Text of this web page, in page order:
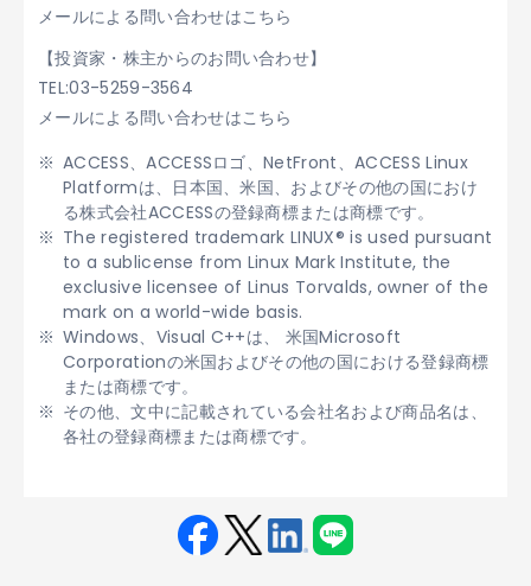
メールによる問い合わせはこちら
【投資家・株主からのお問い合わせ】
TEL:03-5259-3564
メールによる問い合わせはこちら
ACCESS、ACCESSロゴ、NetFront、ACCESS Linux
Platformは、日本国、米国、およびその他の国におけ
る株式会社ACCESSの登録商標または商標です。
The registered trademark LINUX® is used pursuant
to a sublicense from Linux Mark Institute, the
exclusive licensee of Linus Torvalds, owner of the
mark on a world-wide basis.
Windows、Visual C++は、 米国Microsoft
Corporationの米国およびその他の国における登録商標
または商標です。
その他、文中に記載されている会社名および商品名は、
各社の登録商標または商標です。